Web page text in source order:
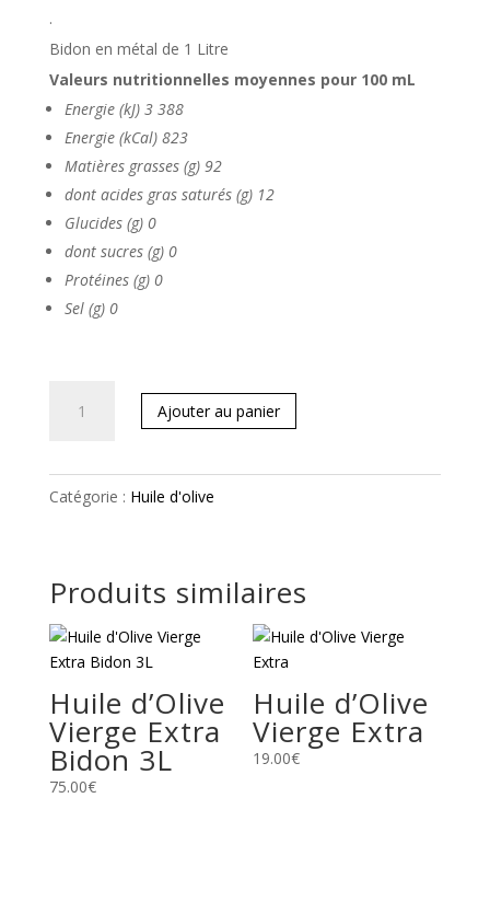
.
Bidon en métal de 1 Litre
Valeurs nutritionnelles moyennes pour 100 mL
Energie (kJ) 3 388
Energie (kCal) 823
Matières grasses (g) 92
dont acides gras saturés (g) 12
Glucides (g) 0
dont sucres (g) 0
Protéines (g) 0
Sel (g) 0
d'Olive
Bidon
1L
Ajouter au panier
Catégorie : Huile d'olive
Produits similaires
Huile d’Olive
Vierge Extra
Bidon 3L
75.00€
Huile d’Olive
Vierge Extra
19.00€